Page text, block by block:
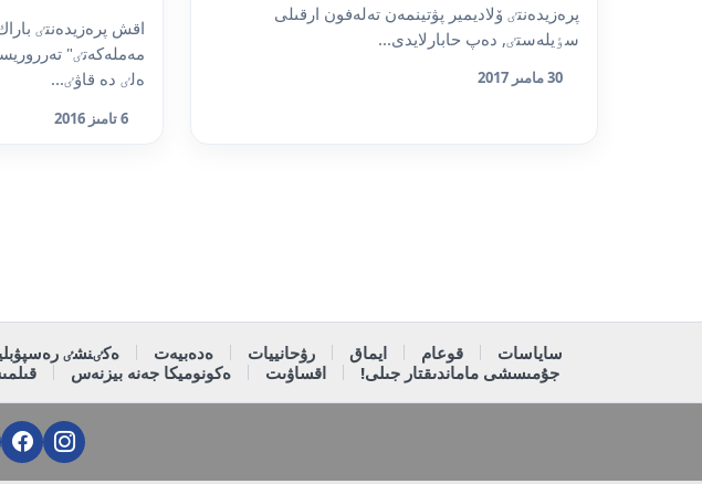
پرەزيدەنتٸ ۆلاديمير پۋتينمەن تەلەفون ارقىلى
سٶيلەستٸ, دەپ حابارلايدى...
30 مامىر 2017
اقش پرەزيدەنتٸ
مەملەكەتٸ"
ەلٸ دە قاۋٸ...
6 تامىز 2016
ساياسات قوعام ايماق رۋحانييات ەدەبيەت ەكٸنشٸ
جۇمىسشى ماماندىقتار جىلى!
اقساۋىت ەكونوميكا جەنە بيزنەس